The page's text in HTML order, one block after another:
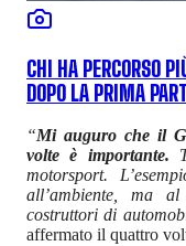
CHI HA PERCORSO
DOPO LA PRIMA
“Mi auguro che il
volte è importante.
motorsport.
all’ambiente, ma
costruttori di
affermato il quattro